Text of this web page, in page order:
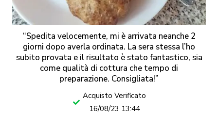
“Spedita velocemente, mi è arrivata neanche 2
giorni dopo averla ordinata. La sera stessa l’ho
subito provata e il risultato è stato fantastico, sia
come qualità di cottura che tempo di
preparazione. Consigliata!”
Acquisto Verificato
16/08/23 13:44